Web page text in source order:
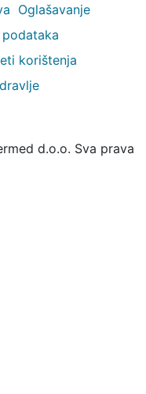
Oglašavanje
korištenja
d.o.o. Sva prava